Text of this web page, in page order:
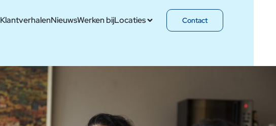
KlantverhalenNieuwsWerken bijLocaties Contact